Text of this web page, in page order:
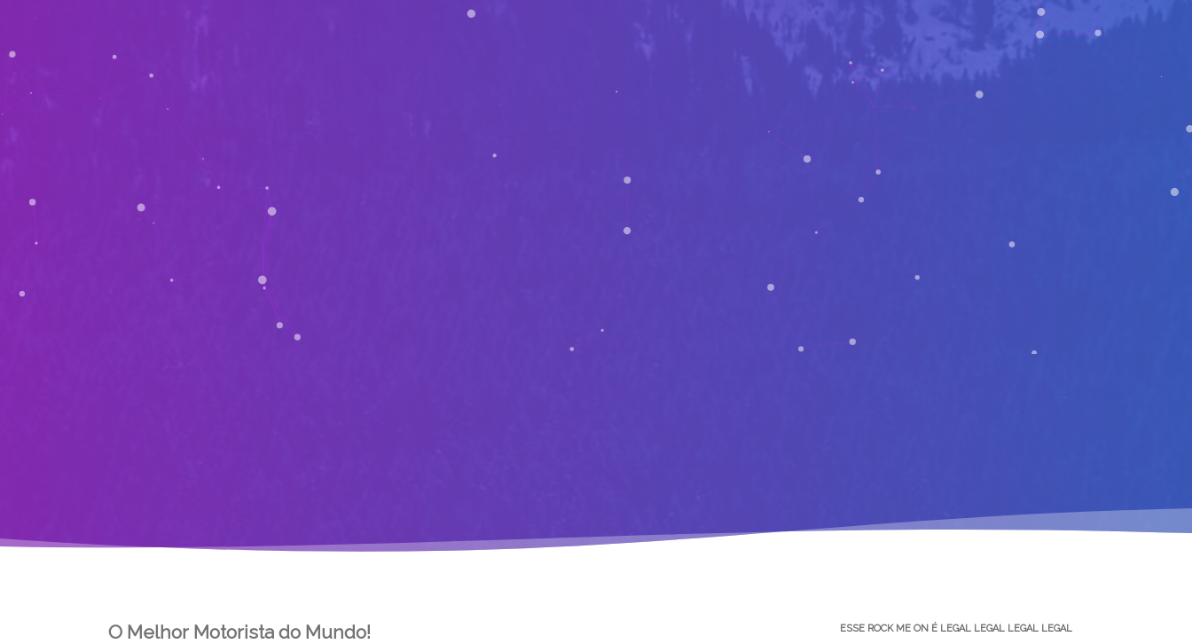
O Melhor Motorista do Mundo! ESSE ROCK ME ON É LEGAL LEGAL LEGAL LEGAL